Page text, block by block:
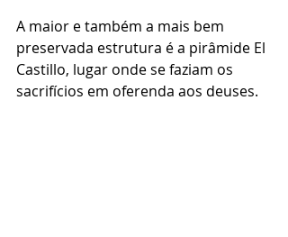
A maior e também a mais bem
preservada estrutura é a pirâmide El
Castillo, lugar onde se faziam os
sacrifícios em oferenda aos deuses.